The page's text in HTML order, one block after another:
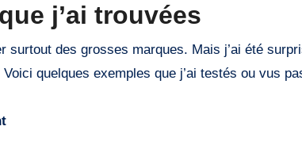
j’ai trouvées
surtout des grosses marques. Mais j’ai été
quelques exemples que j’ai testés ou vus